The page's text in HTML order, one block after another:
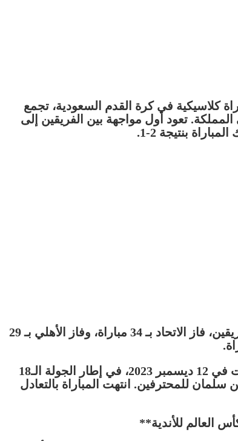
كلاسيكية في كرة القدم السعودية، تجمع
المملكة. تعود أول مواجهة بين الفريقين إلى
على مدار تاريخ مواجهات الفريقين، فاز الاتحاد بـ 34 مباراة، وفاز الأهلي بـ 29
آخر مواجهة بين الفريقين كانت في 12 ديسمبر 2023، في إطار الجولة الـ18
للمحترفين. انتهت المباراة بالتعادل
العالم للأندية**